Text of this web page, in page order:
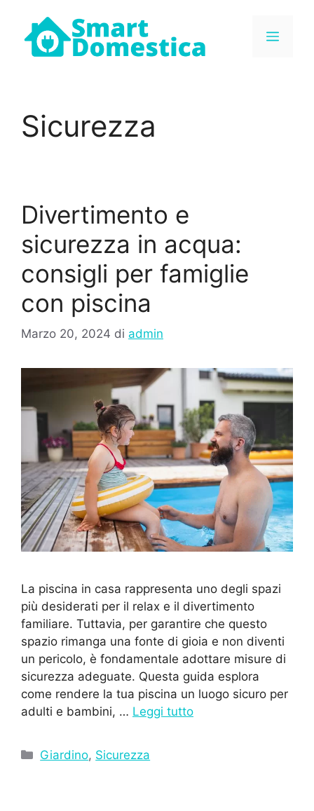
contenuto
Sicurezza
Divertimento e
sicurezza in acqua:
consigli per famiglie
con piscina
Marzo 20, 2024 di admin
La piscina in casa rappresenta uno degli spazi
più desiderati per il relax e il divertimento
familiare. Tuttavia, per garantire che questo
spazio rimanga una fonte di gioia e non diventi
un pericolo, è fondamentale adottare misure di
sicurezza adeguate. Questa guida esplora
come rendere la tua piscina un luogo sicuro per
adulti e bambini, … Leggi tutto
Categorie
Giardino, Sicurezza